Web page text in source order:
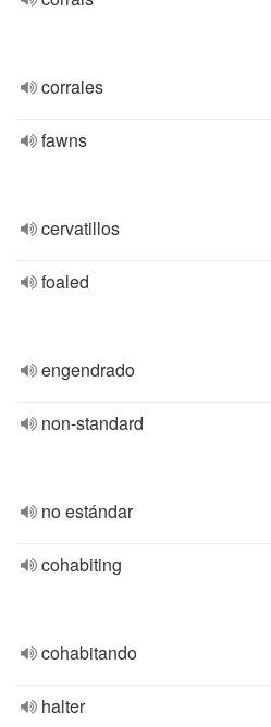
corrales
fawns
cervatillos
foaled
engendrado
non-standard
no estándar
cohabiting
cohabitando
halter